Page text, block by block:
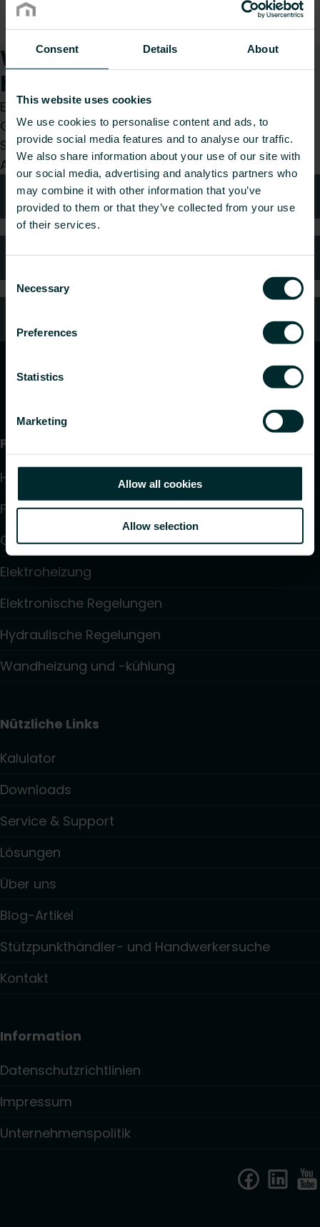
Consent Details About
This website uses cookies
We use cookies to personalise content and ads, to
provide social media features and to analyse our traffic.
We also share information about your use of our site with
our social media, advertising and analytics partners who
may combine it with other information that you’ve
provided to them or that they’ve collected from your use
of their services.
Selection
Necessary
Preferences
Statistics
Marketing
Allow all cookies
Allow selection
Wie können wir Ihnen
helfen?
Egal, ob Sie Installateur, Architekt, Planer,
Großhändler oder Endverbraucher sind, treffen
Sie eine Wahl und wir kümmern uns gerne um Ihr
Anliegen.
Technische Beratung
Häufig gestellte Fragen
Produkte
Heizkörper
Fußbodenheizung und -kühlung
Gebläsekonvektoren
Elektroheizung
Elektronische Regelungen
Hydraulische Regelungen
Wandheizung und -kühlung
Nützliche Links
Kalulator
Downloads
Service & Support
Lösungen
Über uns
Blog-Artikel
Stützpunkthändler- und Handwerkersuche
Kontakt
Information
Datenschutzrichtlinien
Impressum
Unternehmenspolitik